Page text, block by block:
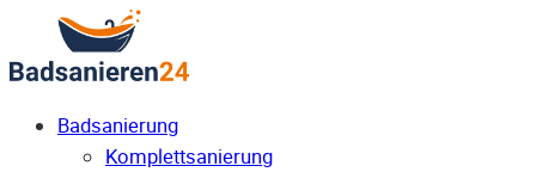
Badsanierung
Komplettsanierung